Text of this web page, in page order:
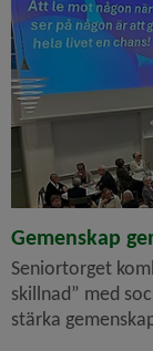
Gemenskap
Seniortorget
skillnad” med
stärka